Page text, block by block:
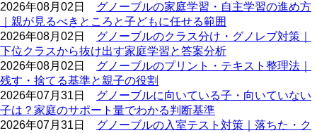
2026年08月02日 グノーブルの家庭学習・自主学習の進め方
｜親が見るべきところと子どもに任せる範囲
2026年08月02日 グノーブルのクラス分け・グノレブ対策｜
下位クラスから抜け出す家庭学習と答案分析
2026年08月02日 グノーブルのプリント・テキスト整理法｜
残す・捨てる基準と親子の役割
2026年07月31日 グノーブルに向いている子・向いていない
子は？家庭のサポート量でわかる判断基準
2026年07月31日 グノーブルの入室テスト対策｜落ちた・ク